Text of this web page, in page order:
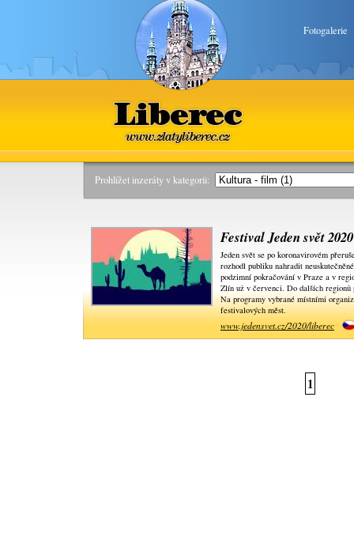
Fotogalerie
Liberec
www.zlatyliberec.cz
Prohlížet inzeráty v kategorii:
Festival Jeden svět
Jeden svět se po koronavirovém
rozhodl publiku nahradit
podzimní pokračování v Praze a v
Zlín už v červenci. Do dalších
Na programy vybrané místními
festivalových měst.
www.jedensvet.cz/2020/liberec
1